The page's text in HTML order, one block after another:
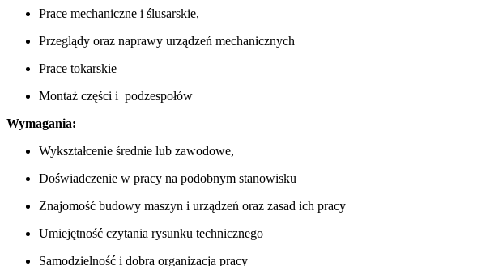
Prace mechaniczne i ślusarskie,
Przeglądy oraz naprawy urządzeń mechanicznych
Prace tokarskie
Montaż części i podzespołów
Wymagania:
Wykształcenie średnie lub zawodowe,
Doświadczenie w pracy na podobnym stanowisku
Znajomość budowy maszyn i urządzeń oraz zasad ich pracy
Umiejętność czytania rysunku technicznego
Samodzielność i dobra organizacja pracy